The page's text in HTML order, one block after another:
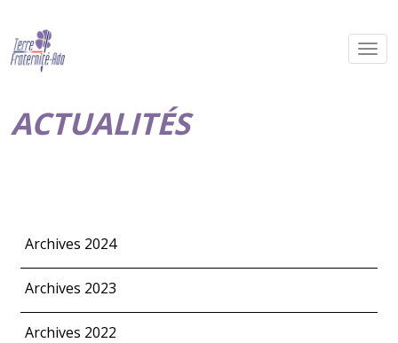
ACTUALITÉS
Archives 2024
Archives 2023
Archives 2022